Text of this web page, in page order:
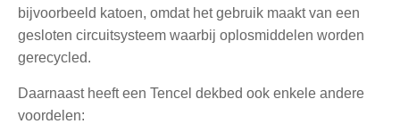
bijvoorbeeld katoen, omdat het gebruik maakt van een
gesloten circuitsysteem waarbij oplosmiddelen worden
gerecycled.
Daarnaast heeft een Tencel dekbed ook enkele andere
voordelen: